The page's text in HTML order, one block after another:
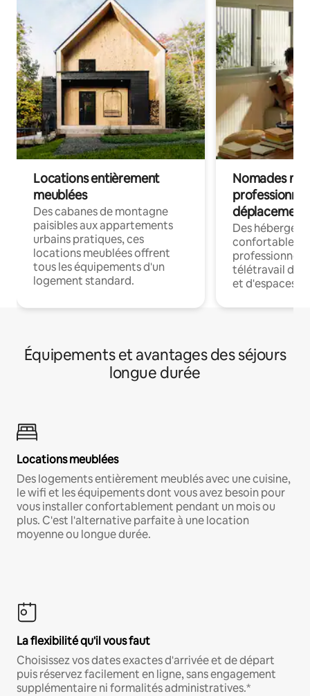
Locations entièrement
meublées
Des cabanes de montagne
paisibles aux appartements
urbains pratiques, ces
locations meublées offrent
tous les équipements d'un
logement standard.
Nomades
déplacement
Des
confortables
professionnels
télétravail
et d'espaces
Équipements et avantages des séjours
longue durée
Locations meublées
Des logements entièrement meublés avec une cuisine,
le wifi et les équipements dont vous avez besoin pour
vous installer confortablement pendant un mois ou
plus. C'est l'alternative parfaite à une location
moyenne ou longue durée.
La flexibilité qu'il vous faut
Choisissez vos dates exactes d'arrivée et de départ
puis réservez facilement en ligne, sans engagement
supplémentaire ni formalités administratives.*